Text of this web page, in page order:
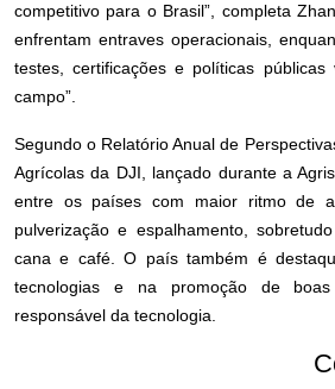
competitivo para o Brasil”, completa
enfrentam entraves operacionais,
testes, certificações e políticas
campo”.
Segundo o Relatório Anual de
Agrícolas da DJI, lançado durante a
entre os países com maior ritmo de
pulverização e espalhamento,
cana e café. O país também é
tecnologias e na promoção de
responsável da tecnologia.